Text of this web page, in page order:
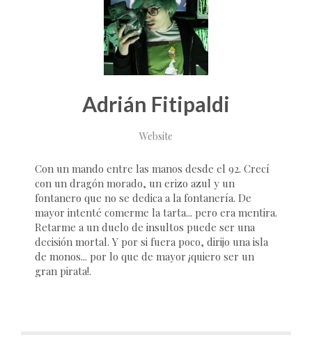
Adrián Fitipaldi
Website
Con un mando entre las manos desde el 92. Crecí
con un dragón morado, un erizo azul y un
fontanero que no se dedica a la fontanería. De
mayor intenté comerme la tarta... pero era mentira.
Retarme a un duelo de insultos puede ser una
decisión mortal. Y por si fuera poco, dirijo una isla
de monos... por lo que de mayor ¡quiero ser un
gran pirata!.